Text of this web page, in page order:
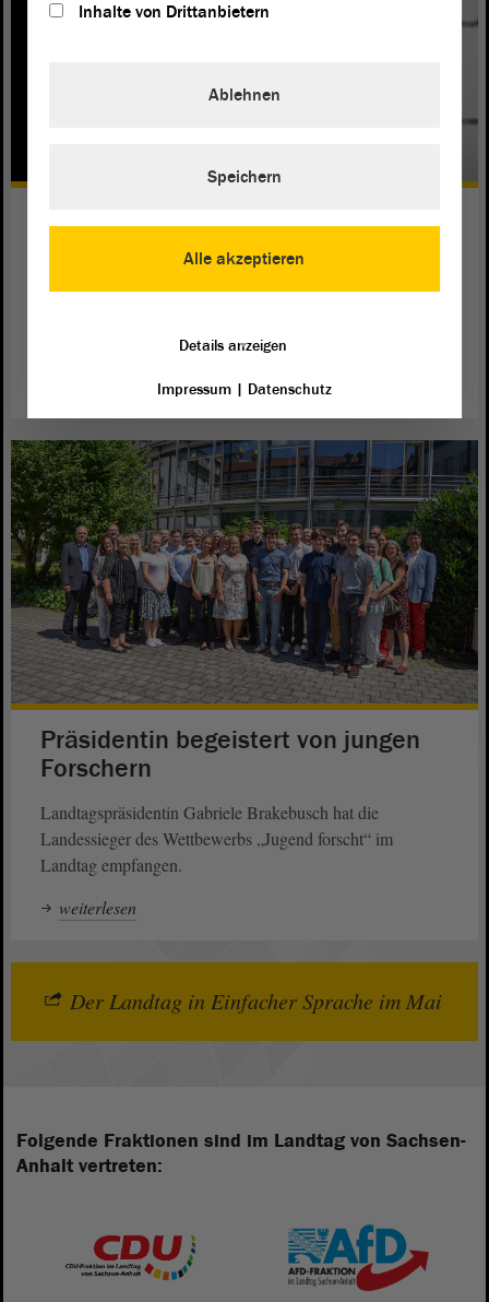
Wenn Flüchtlinge nicht bleiben
Die AfD-Fraktion möchte abgelehnte Flüchtlinge bis zur
Präsidentin begeistert von jungen
Forschern
Landtagspräsidentin Gabriele Brakebusch hat die
Landessieger des Wettbewerbs „Jugend forscht“ im
Landtag empfangen.
weiterlesen
Der Landtag in Einfacher Sprache im Mai
Folgende Fraktionen sind im Landtag von Sachsen-
Anhalt vertreten:
Inhalte von Drittanbietern
Alle akzeptieren
Ablehnen
Speichern
Details anzeigen
Impressum| Datenschutz